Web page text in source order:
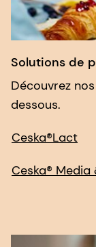
Solutions de
Découvrez
dessous.
Ceska®Lact
Ceska® Media